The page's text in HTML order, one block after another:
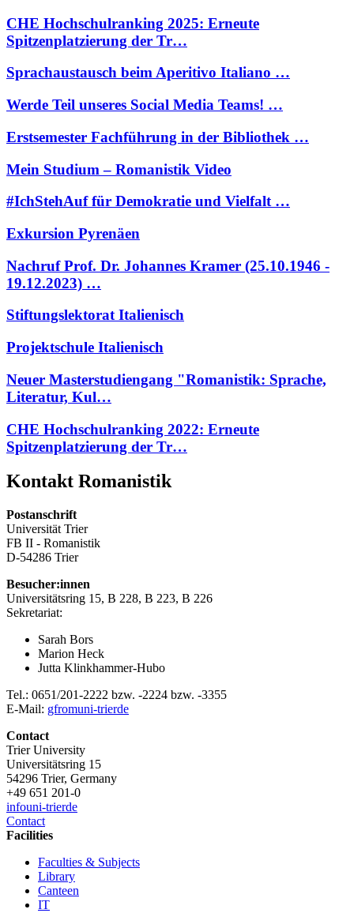
CHE Hochschulranking 2025: Erneute
Spitzenplatzierung der Tr…
Sprachaustausch beim Aperitivo Italiano …
Werde Teil unseres Social Media Teams! …
Erstsemester Fachführung in der Bibliothek …
Mein Studium – Romanistik Video
#IchStehAuf für Demokratie und Vielfalt …
Exkursion Pyrenäen
Nachruf Prof. Dr. Johannes Kramer (25.10.1946 -
19.12.2023) …
Stiftungslektorat Italienisch
Projektschule Italienisch
Neuer Masterstudiengang "Romanistik: Sprache,
Literatur, Kul…
CHE Hochschulranking 2022: Erneute
Spitzenplatzierung der Tr…
Kontakt Romanistik
Postanschrift
Universität Trier
FB II - Romanistik
D-54286 Trier
Besucher:innen
Universitätsring 15, B 228, B 223, B 226
Sekretariat:
Sarah Bors
Marion Heck
Jutta Klinkhammer-Hubo
Tel.: 0651/201-2222 bzw. -2224 bzw. -3355
E-Mail: gfromuni-trierde
Contact
Trier University
Universitätsring 15
54296 Trier, Germany
+49 651 201-0
infouni-trierde
Contact
Facilities
Faculties & Subjects
Library
Canteen
IT